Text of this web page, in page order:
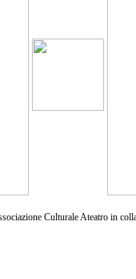
Culturale Ateatro in